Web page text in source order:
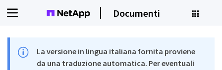
Documenti
La versione in lingua italiana fornita proviene
da una traduzione automatica. Per eventuali